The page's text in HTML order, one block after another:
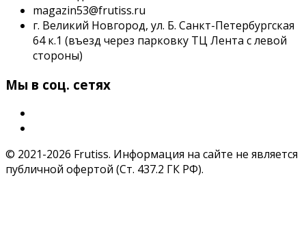
magazin53@frutiss.ru
г. Великий Новгород, ул. Б. Санкт-Петербургская
64 к.1 (въезд через парковку ТЦ Лента с левой
стороны)
Мы в соц. сетях
© 2021-2026 Frutiss. Информация на сайте не является
публичной офертой (Ст. 437.2 ГК РФ).